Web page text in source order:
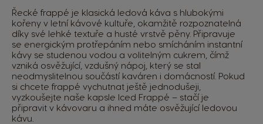
Řecké frappé je klasická ledová káva s hlubokými
kořeny v letní kávové kultuře, okamžitě rozpoznatelná
díky své lehké textuře a husté vrstvě pěny. Připravuje
se energickým protřepáním nebo smícháním instantní
kávy se studenou vodou a volitelným cukrem, čímž
vzniká osvěžující, vzdušný nápoj, který se stal
neodmyslitelnou součástí kaváren i domácností. Pokud
si chcete frappé vychutnat ještě jednodušeji,
vyzkoušejte naše kapsle Iced Frappé – stačí je
připravit v kávovaru a ihned máte osvěžující ledovou
kávu.